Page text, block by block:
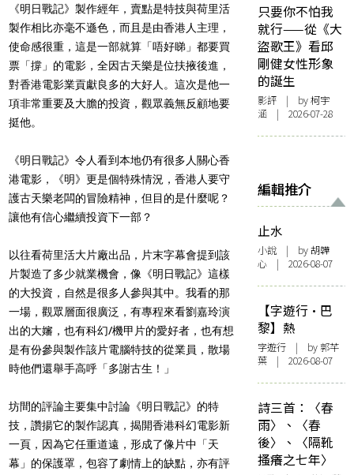
《明日戰記》製作經年，賣點是特技與荷里活
製作相比亦毫不遜色，而且是由香港人主理，
使命感很重，這是一部就算「唔好睇」都要買
票「撐」的電影，全因古天樂是位扶掖後進，
對香港電影業貢獻良多的大好人。這次是他一
項非常重要及大膽的投資，觀眾義無反顧地要
挺他。
《明日戰記》令人看到本地仍有很多人關心香
港電影，《明》更是個特殊情況，香港人要守
護古天樂老闆的冒險精神，但目的是什麼呢？
讓他有信心繼續投資下一部？
以往看荷里活大片廠出品，片末字幕會提到該
片製造了多少就業機會，像《明日戰記》這樣
的大投資，自然是很多人參與其中。我看的那
一場，觀眾層面很廣泛，有專程來看劉嘉玲演
出的大嬸，也有科幻/機甲片的愛好者，也有想
是有份參與製作該片電腦特技的從業員，散場
時他們還舉手高呼「多謝古生！」
坊間的評論主要集中討論《明日戰記》的特
技，讚揚它的製作認真，揭開香港科幻電影新
一頁，因為它任重道遠，形成了像片中「天
幕」的保護罩，包容了劇情上的缺點，亦有評
只要你不怕我
就行——從《大
盜歌王》看邱
剛健女性形象
的誕生
影評 | by 柯宇
涵 | 2026-07-28
編輯推介
止水
小說 | by 胡韡
心 | 2026-08-07
【字遊行·巴
黎】熱
字遊行 | by 郭芊
葉 | 2026-08-07
詩三首：〈春
雨〉、〈春
後〉、〈隔靴
搔癢之七年〉